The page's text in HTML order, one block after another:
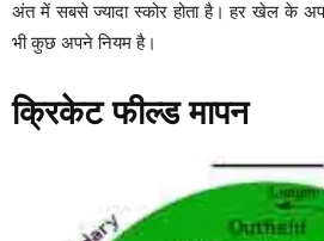
अंत में सबसे ज्यादा स्कोर होता है। हर खेल के
भी कुछ अपने नियम है।
क्रिकेट फील्ड मापन